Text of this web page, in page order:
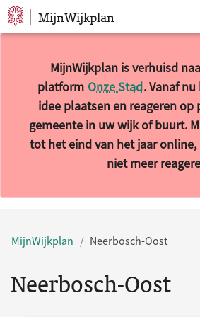
Sla navigatie over
MijnWijkplan
MijnWijkplan is verhuisd
platform Onze Stad. Vanaf
idee plaatsen en reageren op
gemeente in uw wijk of buurt.
tot het eind van het jaar
niet meer
MijnWijkplan
Neerbosch-Oost
Neerbosch-Oost